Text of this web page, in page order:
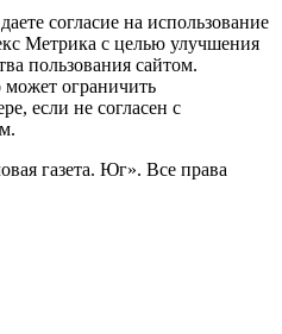
согласие на использование
Метрика с целью улучшения
пользования сайтом.
может ограничить
если не согласен с
газета. Юг». Все права